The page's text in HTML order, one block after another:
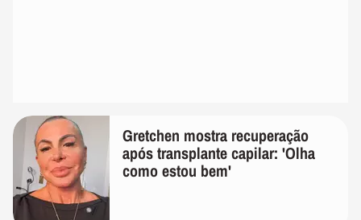
Gretchen mostra recuperação
após transplante capilar: 'Olha
como estou bem'